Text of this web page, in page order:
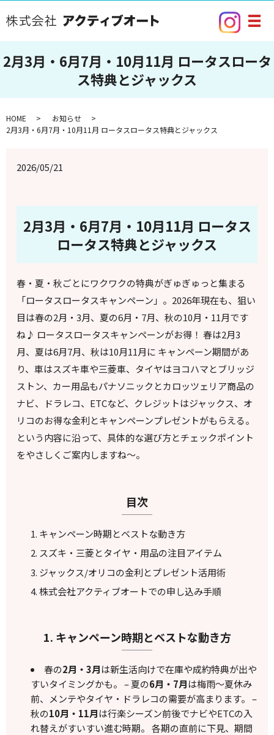
メ
2月3月・6月7月・10月11月 ロータスロータ
ス特典とジャックス
HOME
お知らせ
2月3月・6月7月・10月11月 ロータスロータス特典とジャックス
2026/05/21
2月3月・6月7月・10月11月 ロータス
ロータス特典とジャックス
春・夏・秋ごとにワクワクの特典がぎゅぎゅっと集まる
「ロータスロータスキャンペーン」。2026年現在も、狙い
目は春の2月・3月、夏の6月・7月、秋の10月・11月です
ね♪ ロータスロータスキャンペーンがお得！ 春は2月3
月、夏は6月7月、秋は10月11月に キャンペーン期間があ
り、車はスズキ車や三菱車、タイヤはヨコハマとブリッジ
ストン、カー用品もパナソニックとカロッツェリア商品の
ナビ、ドラレコ、ETCなど、クレジットはジャックス、オ
リコのお得な金利とキャンペーンプレゼントがもらえる。
という内容に沿って、具体的な選び方とチェックポイント
をやさしくご案内しますね〜。
目次
キャンペーン時期とベストな動き方
スズキ・三菱とタイヤ・用品の注目アイテム
ジャックス/オリコの金利とプレゼント活用術
株式会社アクティブオートでの申し込み手順
1. キャンペーン時期とベストな動き方
春の2月・3月は新生活向けで在庫や成約特典が出や
すいタイミングかも。 – 夏の6月・7月は梅雨〜夏休み
前、メンテやタイヤ・ドラレコの需要が高まります。 –
秋の10月・11月は行楽シーズン前後でナビやETCの入
れ替えがすいすい進む時期。 各期の直前に下見、期間